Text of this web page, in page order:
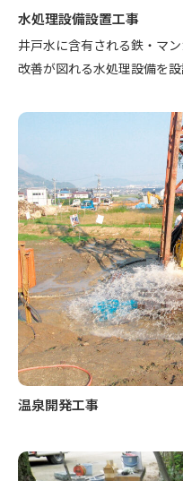
水処理設備設置工事
井戸水に含有される鉄・マ
改善が図れる水処理設備を設
温泉開発工事